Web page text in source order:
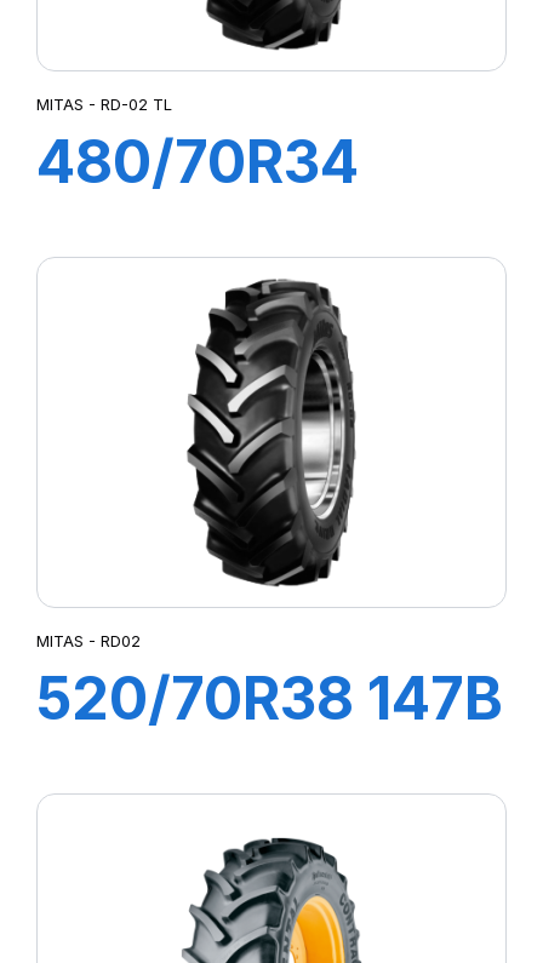
MITAS - RD-02 TL
480/70R34
MITAS - RD02
520/70R38 147B